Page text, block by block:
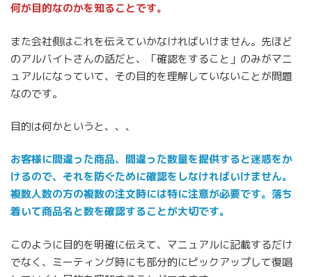
何が目的なのかを知ることです。
また会社側はこれを伝えていかなければいけません。先ほど
のアルバイトさんの話だと、「確認をすること」のみがマニ
ュアルになっていて、その目的を理解していないことが問題
なのです。
目的は何かというと、、、
お客様に間違った商品、間違った数量を提供すると迷惑をか
けるので、それを防ぐために確認をしなければいけません。
複数人数の方の複数の注文時には特に注意が必要です。落ち
着いて商品名と数を確認することが大切です。
このように目的を明確に伝えて、マニュアルに記載するだけ
でなく、ミーティング時にも部分的にピックアップして復唱